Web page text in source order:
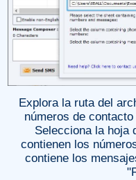
Explora la ruta del
números de
Selecciona la hoja
contienen los
contiene los